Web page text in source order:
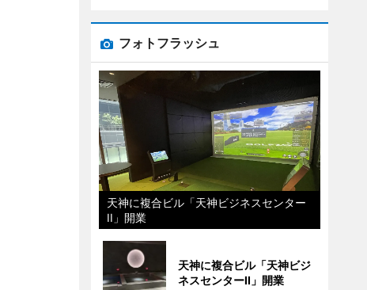
フォトフラッシュ
天神に複合ビル「天神ビジネスセンター
II」開業
天神に複合ビル「天神ビジ
ネスセンターII」開業